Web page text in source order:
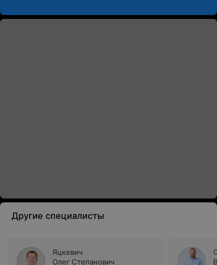
Другие специалисты
Яцкевич
Олег Степанович